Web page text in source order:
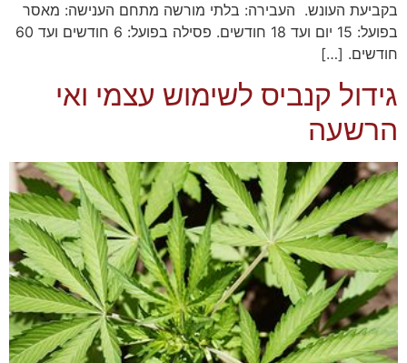
בקביעת העונש. העבירה: בלתי מורשה מתחם הענישה: מאסר
בפועל: 15 יום ועד 18 חודשים. פסילה בפועל: 6 חודשים ועד 60
חודשים. […]
גידול קנביס לשימוש עצמי ואי
הרשעה